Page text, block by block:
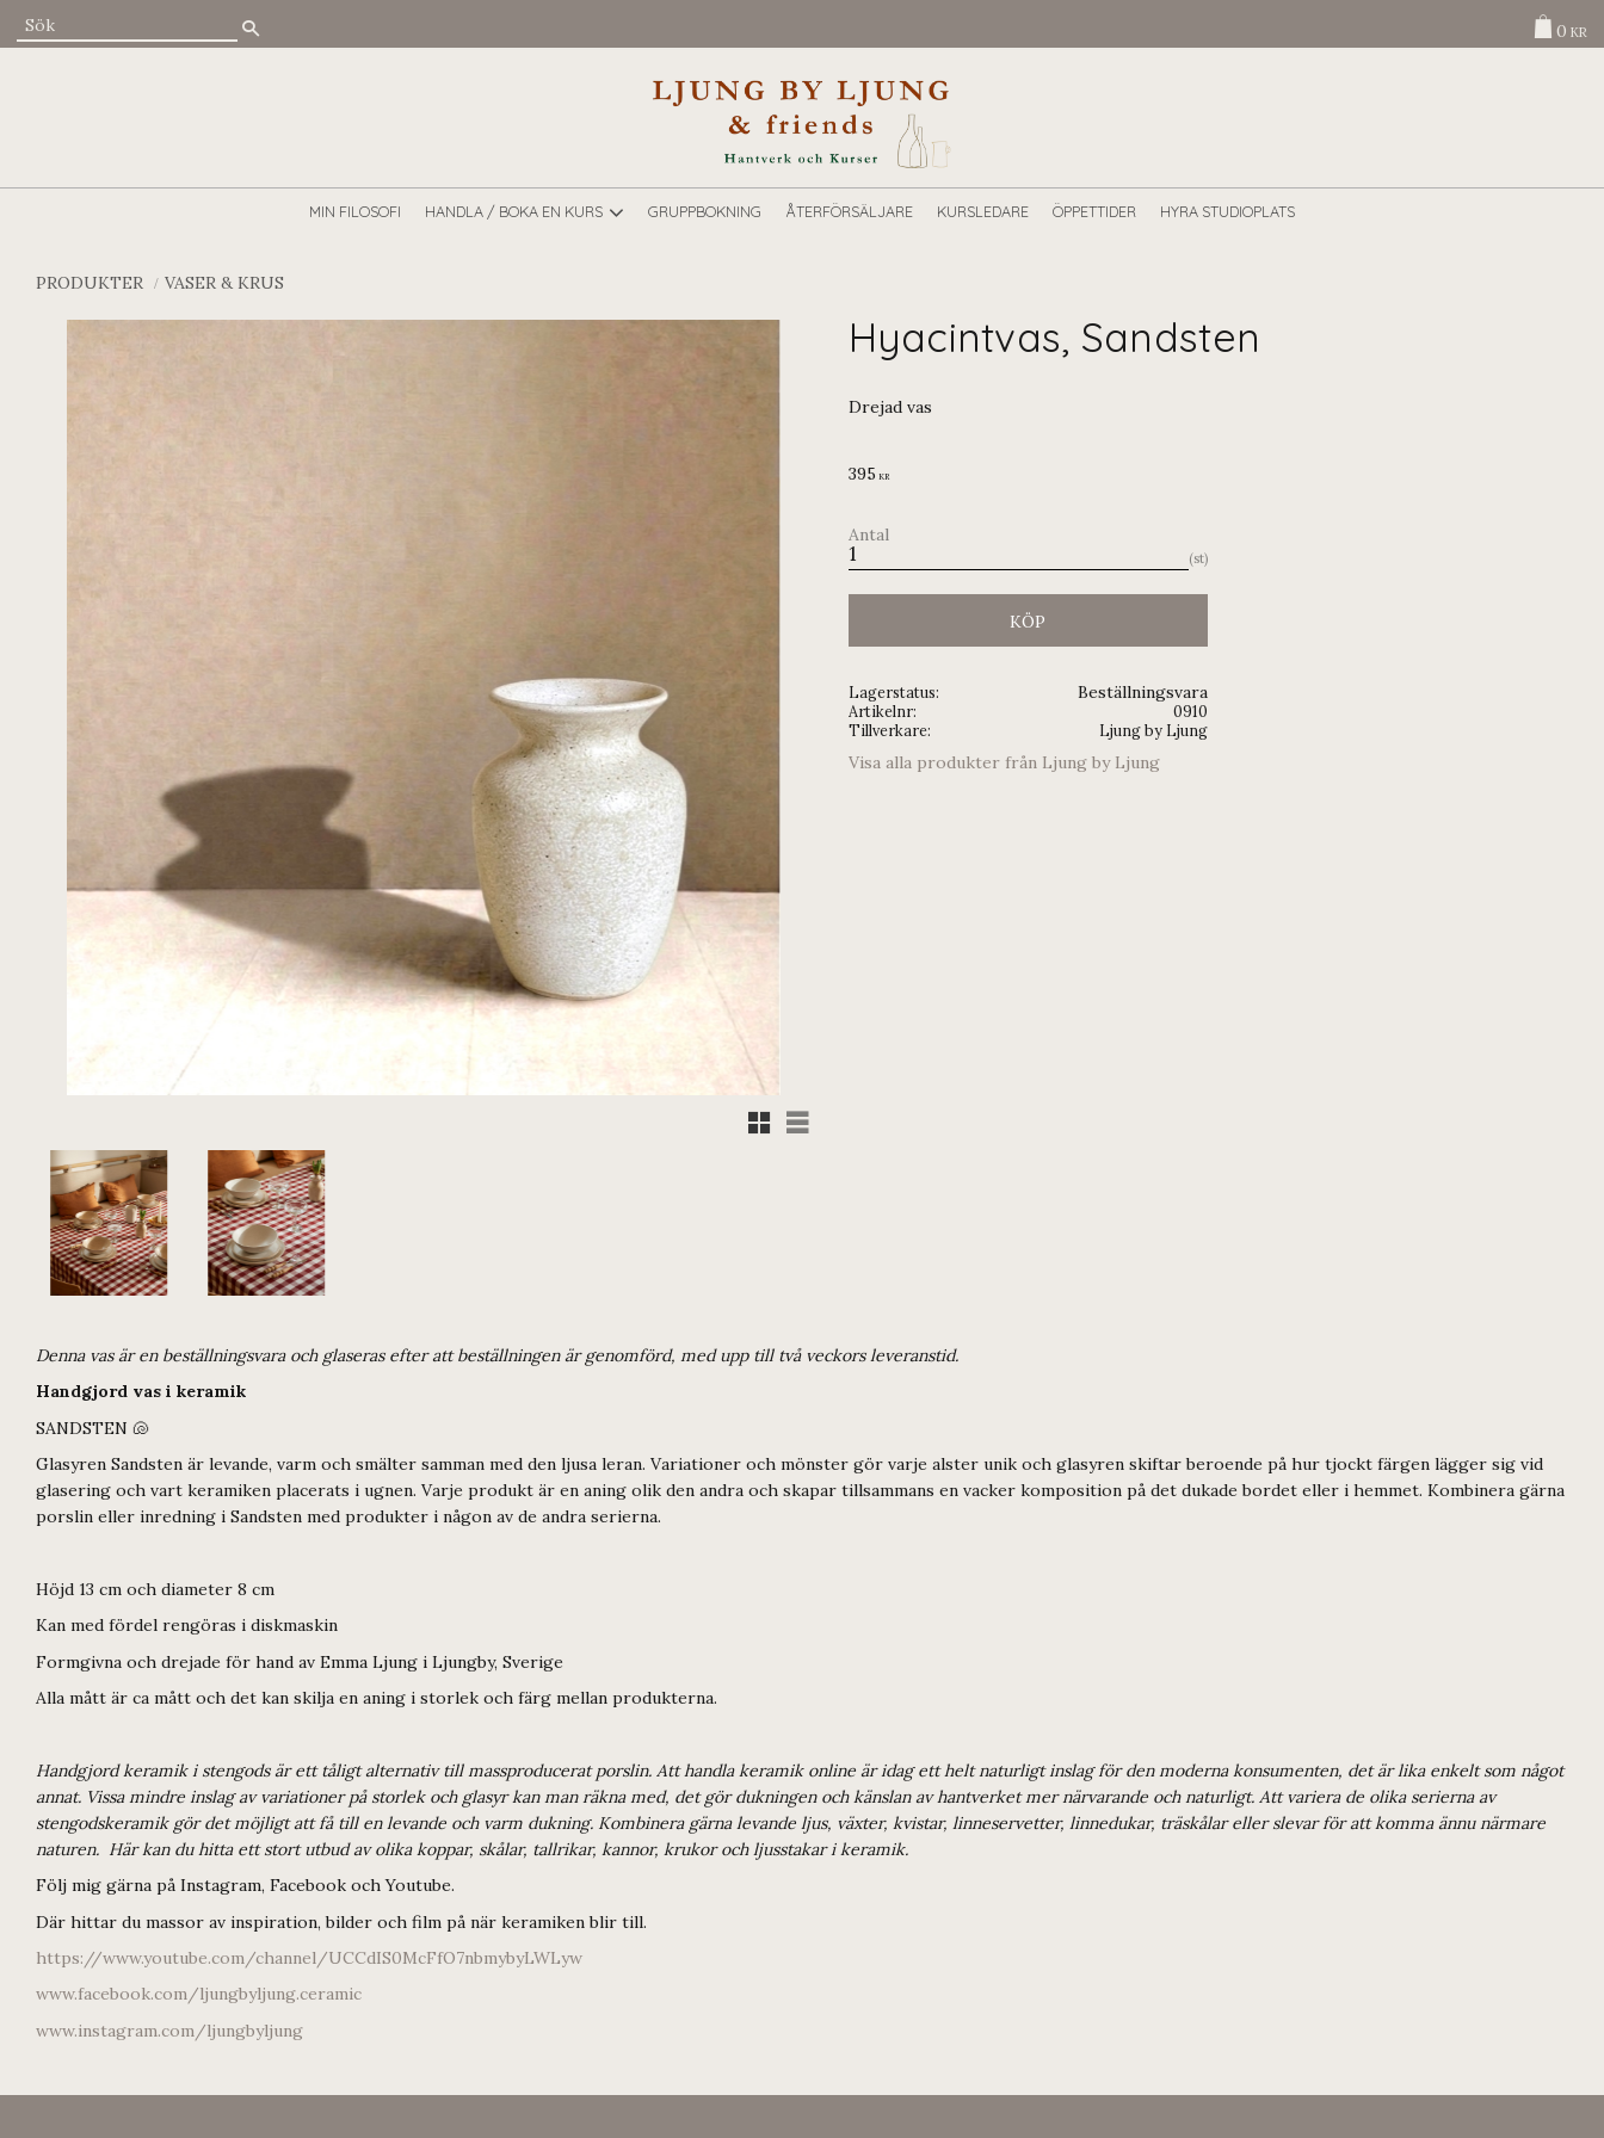
0 KR
MIN FILOSOFI HANDLA / BOKA EN KURS GRUPPBOKNING ÅTERFÖRSÄLJARE KURSLEDARE ÖPPETTIDER HYRA STUDIOPLATS
PRODUKTER VASER & KRUS
Hyacintvas, Sandsten
Drejad vas
Rutnätsvy
Listvy
395 KR
Antal
st
KÖP
Lagerstatus Beställningsvara
Artikelnr
0910
Tillverkare
Ljung by Ljung
Visa alla produkter från Ljung by Ljung
Denna vas är en beställningsvara och glaseras efter att beställningen är genomförd, med upp till två veckors leveranstid.
Handgjord vas i keramik
SANDSTEN 🐚
Glasyren Sandsten är levande, varm och smälter samman med den ljusa leran. Variationer och mönster gör varje alster unik och glasyren skiftar beroende på hur tjockt färgen lägger sig vid
glasering och vart keramiken placerats i ugnen. Varje produkt är en aning olik den andra och skapar tillsammans en vacker komposition på det dukade bordet eller i hemmet. Kombinera gärna
porslin eller inredning i Sandsten med produkter i någon av de andra serierna.
Höjd 13 cm och diameter 8 cm
Kan med fördel rengöras i diskmaskin
Formgivna och drejade för hand av Emma Ljung i Ljungby, Sverige
Alla mått är ca mått och det kan skilja en aning i storlek och färg mellan produkterna.
Handgjord keramik i stengods är ett tåligt alternativ till massproducerat porslin. Att handla keramik online är idag ett helt naturligt inslag för den moderna konsumenten, det är lika enkelt som något
annat. Vissa mindre inslag av variationer på storlek och glasyr kan man räkna med, det gör dukningen och känslan av hantverket mer närvarande och naturligt. Att variera de olika serierna av
stengodskeramik gör det möjligt att få till en levande och varm dukning. Kombinera gärna levande ljus, växter, kvistar, linneservetter, linnedukar, träskålar eller slevar för att komma ännu närmare
naturen. Här kan du hitta ett stort utbud av olika koppar, skålar, tallrikar, kannor, krukor och ljusstakar i keramik.
Följ mig gärna på Instagram, Facebook och Youtube.
Där hittar du massor av inspiration, bilder och film på när keramiken blir till.
https://www.youtube.com/channel/UCCdIS0McFfO7nbmybyLWLyw
www.facebook.com/ljungbyljung.ceramic
www.instagram.com/ljungbyljung